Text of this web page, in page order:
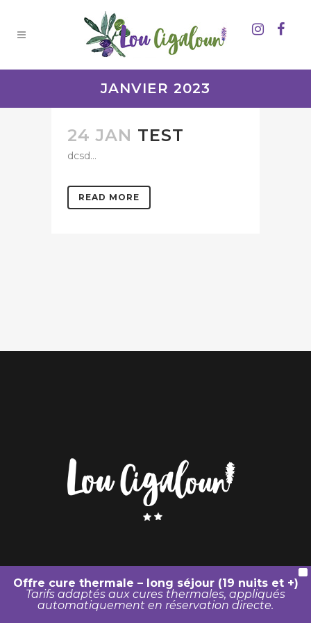
JANVIER 2023
24 JAN TEST
dcsd...
READ MORE
© Ana location |Mentions légales|Politique de confidentialité
Offre cure thermale – long séjour (19 nuits et +)
Tarifs adaptés aux cures thermales, appliqués
automatiquement en réservation directe.